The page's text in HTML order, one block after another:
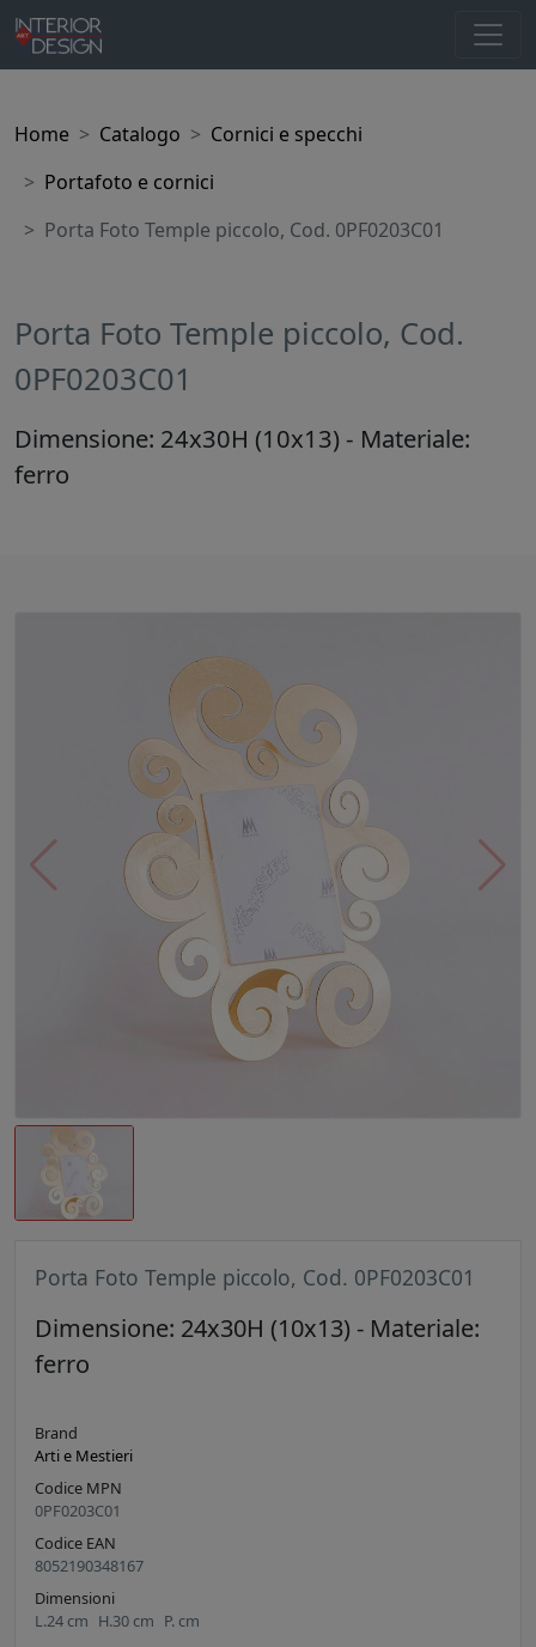
Home Catalogo
Cornici e specchi
Portafoto e cornici
Porta Foto Temple piccolo, Cod. 0PF0203C01
Porta Foto Temple piccolo, Cod.
0PF0203C01
Dimensione: 24x30H (10x13) - Materiale:
ferro
Porta Foto Temple piccolo, Cod. 0PF0203C01
Dimensione: 24x30H (10x13) - Materiale:
ferro
Brand
Arti e Mestieri
Codice MPN
0PF0203C01
Codice EAN
8052190348167
Dimensioni
L.24 cm H.30 cm P. cm